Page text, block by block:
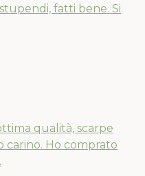
fatti bene. Si
qualità, scarpe
Ho comprato